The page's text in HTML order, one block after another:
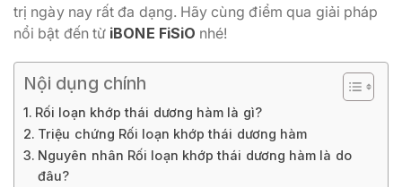
trị ngày nay rất đa dạng. Hãy cùng điểm qua giải pháp
nổi bật đến từ iBONE FiSiO nhé!
Nội dụng chính
Rối loạn khớp thái dương hàm là gì?
Triệu chứng Rối loạn khớp thái dương hàm
Nguyên nhân Rối loạn khớp thái dương hàm là do
đâu?